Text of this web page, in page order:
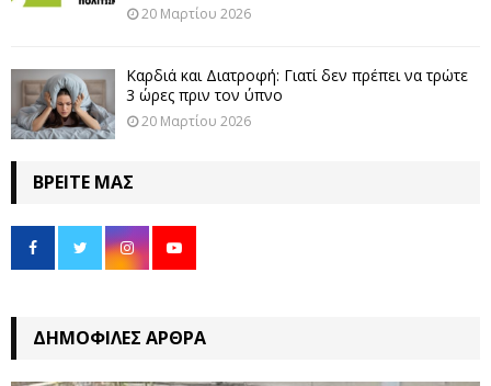
20 Μαρτίου 2026
Καρδιά και Διατροφή: Γιατί δεν πρέπει να τρώτε
3 ώρες πριν τον ύπνο
20 Μαρτίου 2026
ΒΡΕΊΤΕ ΜΑΣ
ΔΗΜΟΦΙΛΈΣ ΆΡΘΡΑ